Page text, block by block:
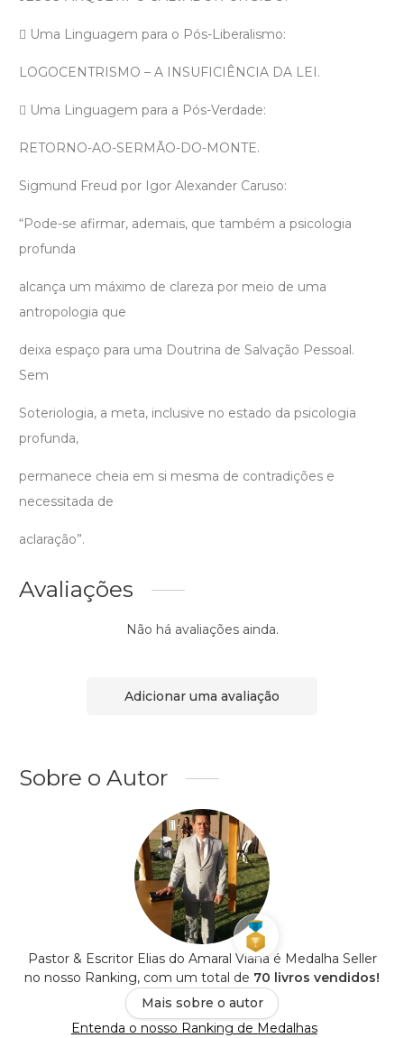
 Uma Linguagem para o Pós-Liberalismo:
LOGOCENTRISMO – A INSUFICIÊNCIA DA LEI.
 Uma Linguagem para a Pós-Verdade:
RETORNO-AO-SERMÃO-DO-MONTE.
Sigmund Freud por Igor Alexander Caruso:
“Pode-se afirmar, ademais, que também a psicologia
profunda
alcança um máximo de clareza por meio de uma
antropologia que
deixa espaço para uma Doutrina de Salvação Pessoal.
Sem
Soteriologia, a meta, inclusive no estado da psicologia
profunda,
permanece cheia em si mesma de contradições e
necessitada de
aclaração”.
Avaliações
Não há avaliações ainda.
Adicionar uma avaliação
Sobre o Autor
Pastor & Escritor Elias do Amaral Viana é Medalha Seller
no nosso Ranking, com um total de 70 livros vendidos!
Mais sobre o autor
Entenda o nosso Ranking de Medalhas